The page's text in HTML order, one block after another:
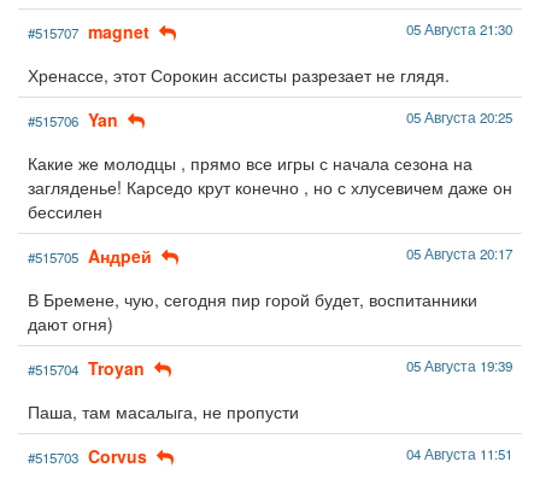
#515707 magnet 05 Августа 21:30
Хренассе, этот Сорокин ассисты разрезает не глядя.
#515706 Yan 05 Августа 20:25
Какие же молодцы , прямо все игры с начала сезона на
загляденье! Карседо крут конечно , но с хлусевичем даже он
бессилен
#515705 Aндpeй 05 Августа 20:17
В Бремене, чую, сегодня пир горой будет, воспитанники
дают огня)
#515704 Troyan 05 Августа 19:39
Паша, там масалыга, не пропусти
#515703 Corvus 04 Августа 11:51